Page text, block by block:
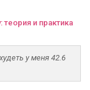
и практика
у меня 42.6